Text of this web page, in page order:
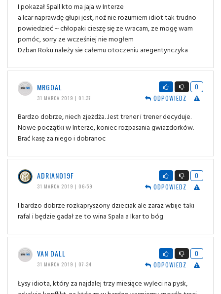
I pokazał Spall kto ma jaja w Interze
a Icar naprawdę głupi jest, noź nie rozumiem idiot tak trudno
powiedzieć ~ chłopaki cieszę się ze wracam, ze mogę wam
pomóc, sorry ze wcześniej nie mogłem
Dzban Roku należy sie całemu otoczeniu aregentynczyka
MRGOAL
31 MARCA 2019 | 01:37
0
ODPOWIEDZ
Bardzo dobrze, niech zjeżdża. Jest trener i trener decyduje.
Nowe początki w Interze, koniec rozpasania gwiazdorków.
Brać kasę za niego i dobranoc
ADRIANO19F
31 MARCA 2019 | 06:59
0
ODPOWIEDZ
I bardzo dobrze rozkapryszony dzieciak ale zaraz wbije taki
rafal i będzie gadał ze to wina Spala a Ikar to bóg
VAN DALL
31 MARCA 2019 | 07:34
0
ODPOWIEDZ
Łysy idiota, który za najdalej trzy miesiące wyleci na pysk,